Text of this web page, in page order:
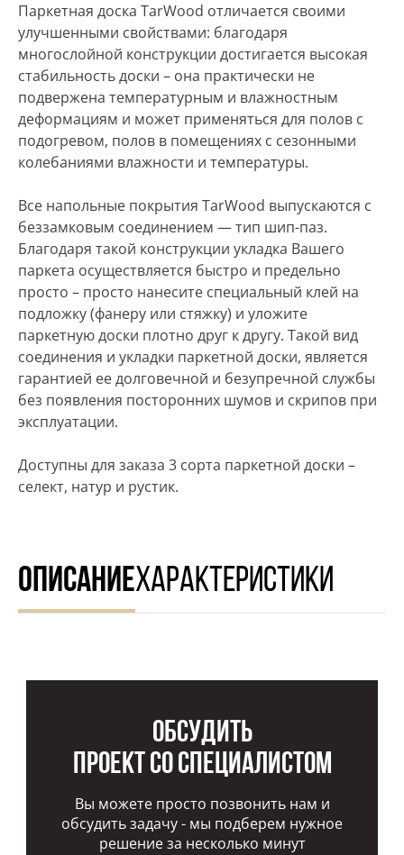
Паркетная доска TarWood отличается своими
улучшенными свойствами: благодаря
многослойной конструкции достигается высокая
стабильность доски – она практически не
подвержена температурным и влажностным
деформациям и может применяться для полов с
подогревом, полов в помещениях с сезонными
колебаниями влажности и температуры.
Все напольные покрытия TarWood выпускаются с
беззамковым соединением — тип шип-паз.
Благодаря такой конструкции укладка Вашего
паркета осуществляется быстро и предельно
просто – просто нанесите специальный клей на
подложку (фанеру или стяжку) и уложите
паркетную доски плотно друг к другу. Такой вид
соединения и укладки паркетной доски, является
гарантией ее долговечной и безупречной службы
без появления посторонних шумов и скрипов при
эксплуатации.
Доступны для заказа 3 сорта паркетной доски –
селект, натур и рустик.
ОПИСАНИЕХАРАКТЕРИСТИКИ
Обсудить
проект со специалистом
Вы можете просто позвонить нам и
обсудить задачу - мы подберем нужное
решение за несколько минут